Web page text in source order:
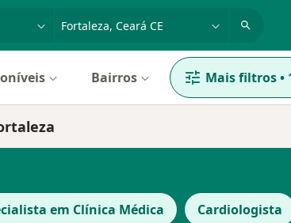
cidade ou região
Bairros Mais filtros•
em Clínica Médica Cardiologista